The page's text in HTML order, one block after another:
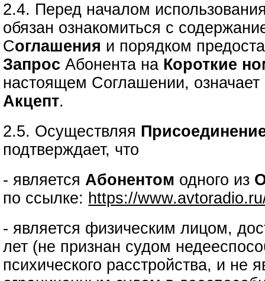
2.4. Перед началом
обязан ознакомиться с
Соглашения и порядком
ЗапросАбонента на Короткие
настоящем Соглашении, означает
Акцепт.
2.5. Осуществляя
подтверждает, что
- являетсяАбонентом одного из
по ссылке: https://
- является физическим лицом,
лет (не признан судом
психического расстройства, и не